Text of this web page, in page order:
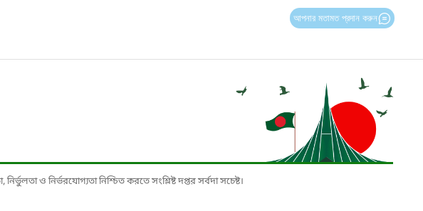
আপনার মতামত প্রদান করুন
ও নির্ভরযোগ্যতা নিশ্চিত করতে সংশ্লিষ্ট দপ্তর সর্বদা সচেষ্ট।